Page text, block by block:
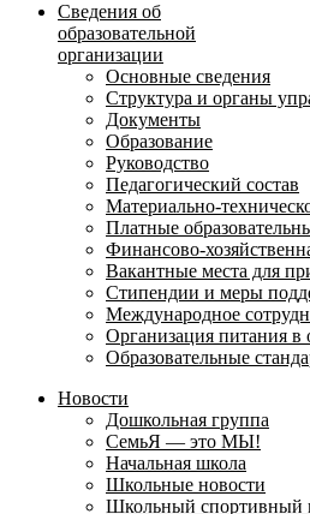
Сведения об
образовательной
организации
Основные сведения
Структура и органы
Документы
Образование
Руководство
Педагогический состав
Материально-
Платные
Финансово-
Вакантные места для
Стипендии и меры
Международное
Организация питания в
Образовательные
Новости
Дошкольная группа
СемьЯ — это МЫ!
Начальная школа
Школьные новости
Школьный спортивный